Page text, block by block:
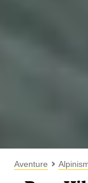
Aventure